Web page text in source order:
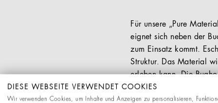
Für unsere „Pure
eignet sich neben der
zum Einsatz kommt.
Struktur. Das Material
erleben kann. Die
Naturholzlack veredelt.
DIESE WEBSEITE VERWENDET COOKIES
Wir verwenden Cookies, um Inhalte und Anzeigen zu personalisieren,